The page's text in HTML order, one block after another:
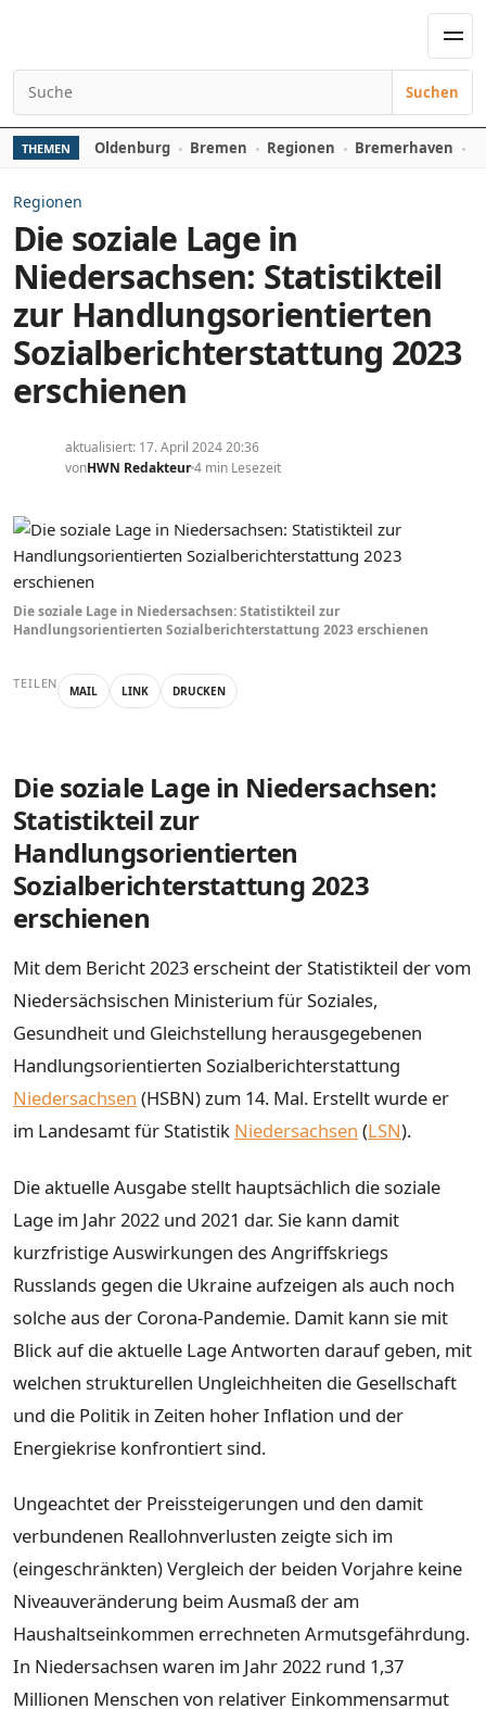
Suchen nach:
Suchen
THEMEN Oldenburg Bremen Regionen Bremerhaven
Regionen
Die soziale Lage in
Niedersachsen: Statistikteil
zur Handlungsorientierten
Sozialberichterstattung 2023
erschienen
aktualisiert: 17. April 2024 20:36
vonHWN Redakteur4 min Lesezeit
Die soziale Lage in Niedersachsen: Statistikteil zur
Handlungsorientierten Sozialberichterstattung 2023 erschienen
TEILEN MAIL LINK DRUCKEN
Die soziale Lage in Niedersachsen:
Statistikteil zur
Handlungsorientierten
Sozialberichterstattung 2023
erschienen
Mit dem Bericht 2023 erscheint der Statistikteil der vom
Niedersächsischen Ministerium für Soziales,
Gesundheit und Gleichstellung herausgegebenen
Handlungsorientierten Sozialberichterstattung
Niedersachsen (HSBN) zum 14. Mal. Erstellt wurde er
im Landesamt für Statistik Niedersachsen (LSN).
Die aktuelle Ausgabe stellt hauptsächlich die soziale
Lage im Jahr 2022 und 2021 dar. Sie kann damit
kurzfristige Auswirkungen des Angriffskriegs
Russlands gegen die Ukraine aufzeigen als auch noch
solche aus der Corona-Pandemie. Damit kann sie mit
Blick auf die aktuelle Lage Antworten darauf geben, mit
welchen strukturellen Ungleichheiten die Gesellschaft
und die Politik in Zeiten hoher Inflation und der
Energiekrise konfrontiert sind.
Ungeachtet der Preissteigerungen und den damit
verbundenen Reallohnverlusten zeigte sich im
(eingeschränkten) Vergleich der beiden Vorjahre keine
Niveauveränderung beim Ausmaß der am
Haushaltseinkommen errechneten Armutsgefährdung.
In Niedersachsen waren im Jahr 2022 rund 1,37
Millionen Menschen von relativer Einkommensarmut